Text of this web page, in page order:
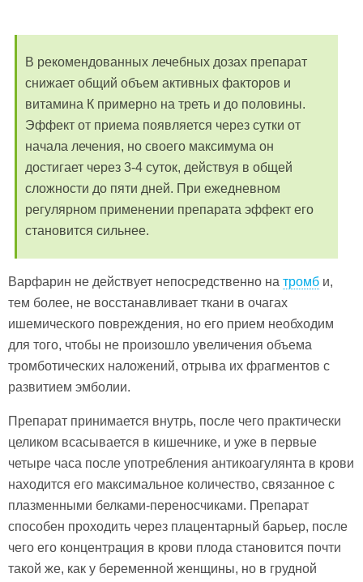
В рекомендованных лечебных дозах препарат
снижает общий объем активных факторов и
витамина К примерно на треть и до половины.
Эффект от приема появляется через сутки от
начала лечения, но своего максимума он
достигает через 3-4 суток, действуя в общей
сложности до пяти дней. При ежедневном
регулярном применении препарата эффект его
становится сильнее.
Варфарин не действует непосредственно на тромб и,
тем более, не восстанавливает ткани в очагах
ишемического повреждения, но его прием необходим
для того, чтобы не произошло увеличения объема
тромботических наложений, отрыва их фрагментов с
развитием эмболии.
Препарат принимается внутрь, после чего практически
целиком всасывается в кишечнике, и уже в первые
четыре часа после употребления антикоагулянта в крови
находится его максимальное количество, связанное с
плазменными белками-переносчиками. Препарат
способен проходить через плацентарный барьер, после
чего его концентрация в крови плода становится почти
такой же, как у беременной женщины, но в грудной